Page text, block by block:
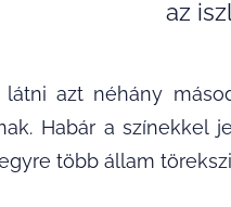
az
látni azt néhány
Habár a
több állam